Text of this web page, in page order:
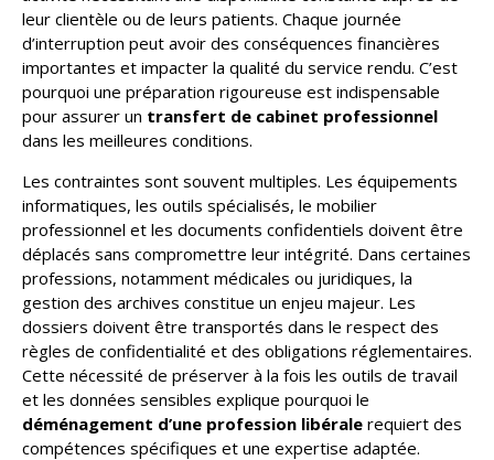
leur clientèle ou de leurs patients. Chaque journée
d’interruption peut avoir des conséquences financières
importantes et impacter la qualité du service rendu. C’est
pourquoi une préparation rigoureuse est indispensable
pour assurer un transfert de cabinet professionnel
dans les meilleures conditions.
Les contraintes sont souvent multiples. Les équipements
informatiques, les outils spécialisés, le mobilier
professionnel et les documents confidentiels doivent être
déplacés sans compromettre leur intégrité. Dans certaines
professions, notamment médicales ou juridiques, la
gestion des archives constitue un enjeu majeur. Les
dossiers doivent être transportés dans le respect des
règles de confidentialité et des obligations réglementaires.
Cette nécessité de préserver à la fois les outils de travail
et les données sensibles explique pourquoi le
déménagement d’une profession libérale requiert des
compétences spécifiques et une expertise adaptée.